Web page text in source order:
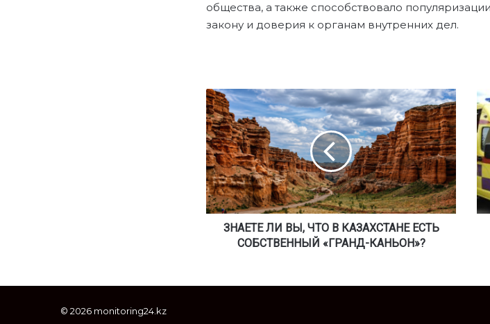
общества, а также способствовало
закону и доверия к органам внутренних дел.
З
Н
А
Е
Т
Е
Л
И
В
О
ЗНАЕТЕ ЛИ ВЫ, ЧТО В КАЗАХСТАНЕ ЕСТЬ
СОБСТВЕННЫЙ «ГРАНД-КАНЬОН»?
Н
А
Г
Р
А
Д
Ы
И
Н
А
© 2026 monitoring24.kz